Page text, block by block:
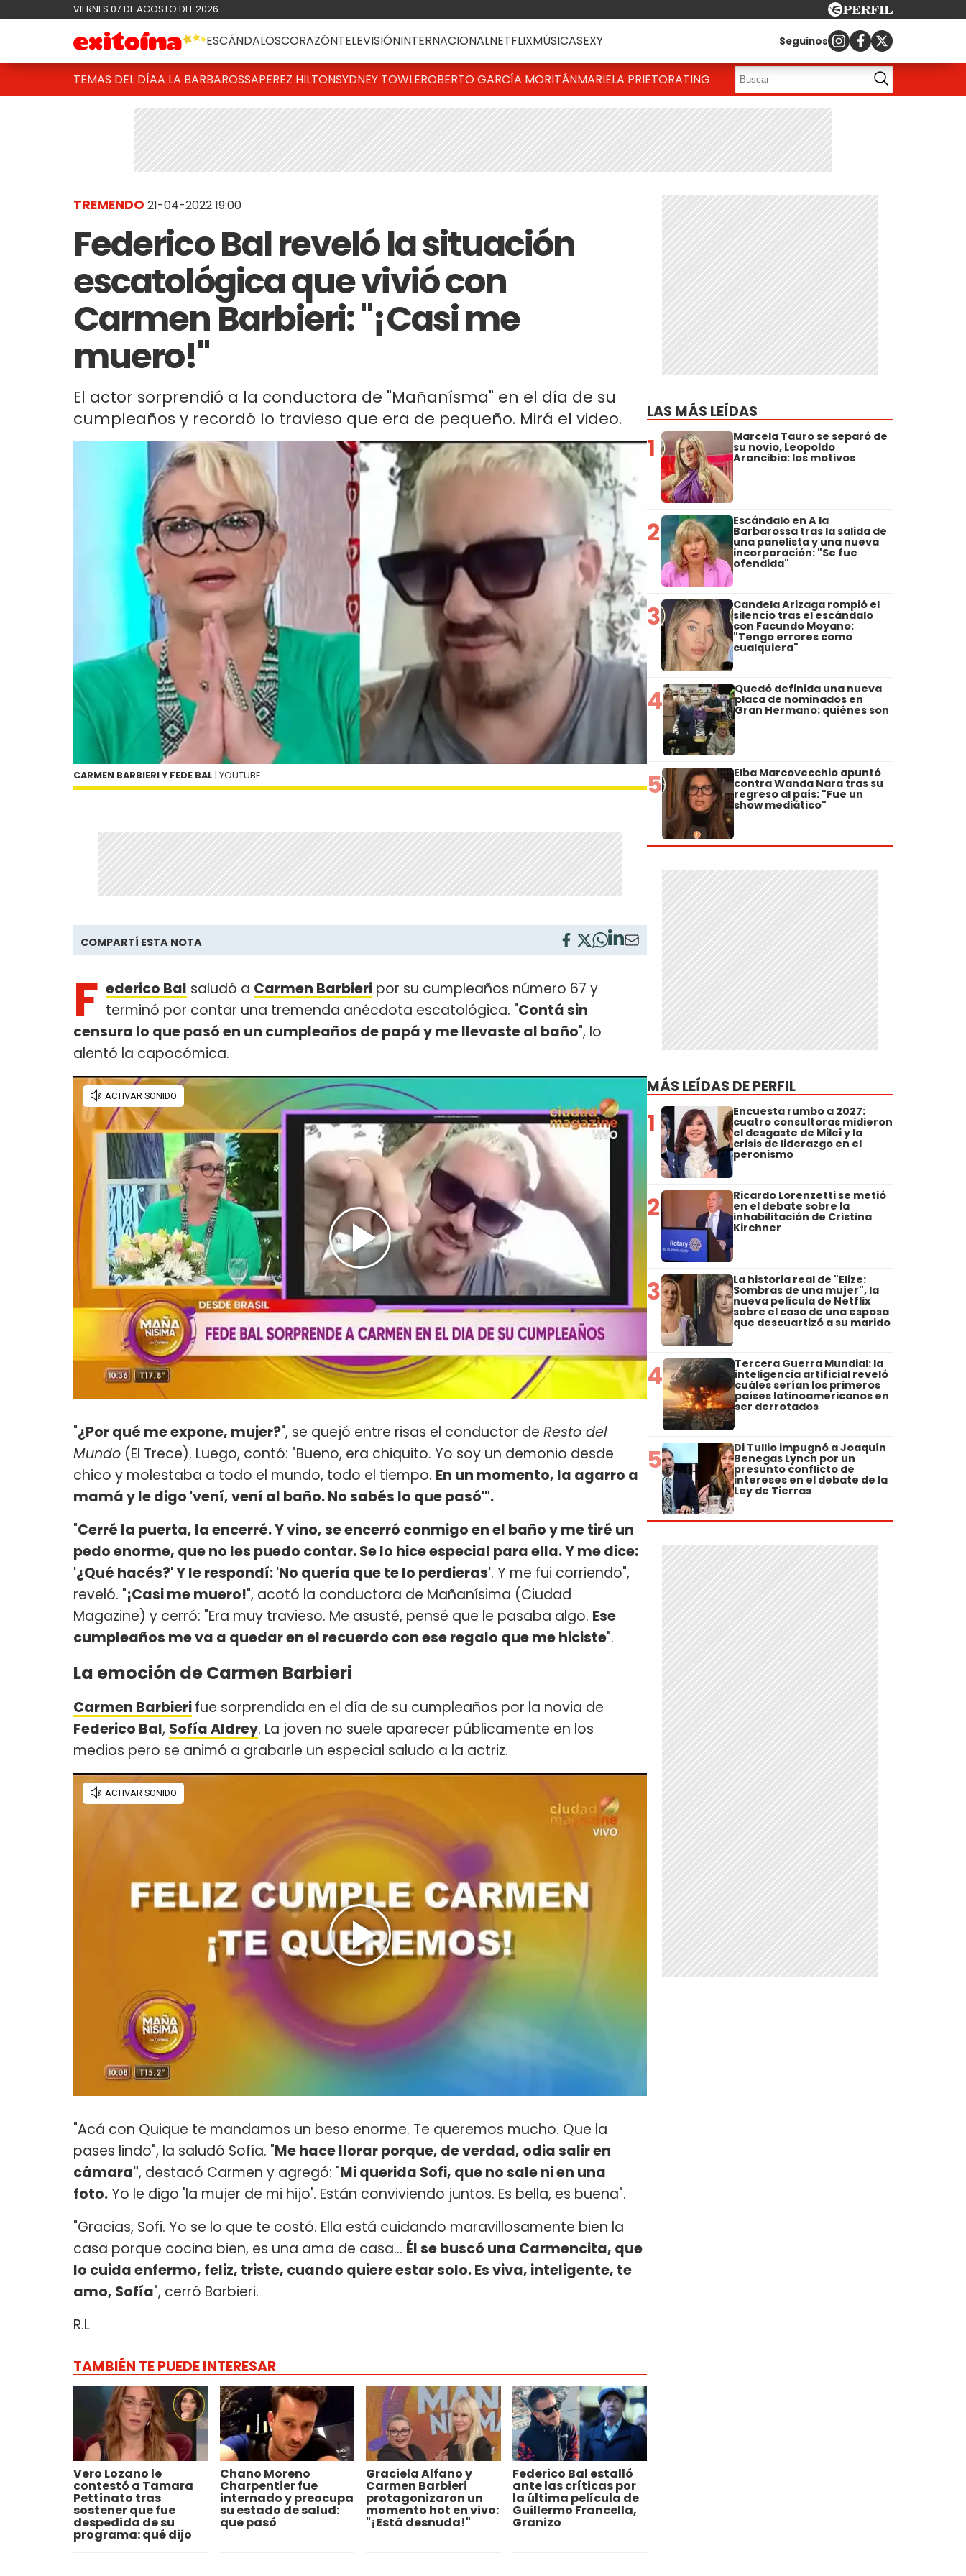
VIERNES 07 DE AGOSTO DEL 2026
ESCÁNDALOSCORAZÓNTELEVISIÓNINTERNACIONALNETFLIXMÚSICASEXY Seguinos
TEMAS DEL DÍAA LA BARBAROSSAPEREZ HILTONSYDNEY TOWLEROBERTO GARCÍA MORITÁNMARIELA PRIETORATING
TREMENDO 21-04-2022 19:00
Federico Bal reveló la situación
escatológica que vivió con
Carmen Barbieri: "¡Casi me
muero!"
El actor sorprendió a la conductora de "Mañanísma" en el día de su
cumpleaños y recordó lo travieso que era de pequeño. Mirá el video.
CARMEN BARBIERI Y FEDE BAL | YOUTUBE
COMPARTÍ ESTA NOTA
F ederico Bal saludó a Carmen Barbieri por su cumpleaños número 67 y
terminó por contar una tremenda anécdota escatológica. "Contá sin
censura lo que pasó en un cumpleaños de papá y me llevaste al baño", lo
alentó la capocómica.
"¿Por qué me expone, mujer?", se quejó entre risas el conductor de Resto del
Mundo (El Trece). Luego, contó: "Bueno, era chiquito. Yo soy un demonio desde
chico y molestaba a todo el mundo, todo el tiempo. En un momento, la agarro a
mamá y le digo 'vení, vení al baño. No sabés lo que pasó'".
"Cerré la puerta, la encerré. Y vino, se encerró conmigo en el baño y me tiré un
pedo enorme, que no les puedo contar. Se lo hice especial para ella. Y me dice:
'¿Qué hacés?' Y le respondí: 'No quería que te lo perdieras'. Y me fui corriendo",
reveló. "¡Casi me muero!", acotó la conductora de Mañanísima (Ciudad
Magazine) y cerró: "Era muy travieso. Me asusté, pensé que le pasaba algo. Ese
cumpleaños me va a quedar en el recuerdo con ese regalo que me hiciste".
La emoción de Carmen Barbieri
Carmen Barbierifue sorprendida en el día de su cumpleaños por la novia de
Federico Bal, Sofía Aldrey. La joven no suele aparecer públicamente en los
medios pero se animó a grabarle un especial saludo a la actriz.
"Acá con Quique te mandamos un beso enorme. Te queremos mucho. Que la
pases lindo", la saludó Sofía. "Me hace llorar porque, de verdad, odia salir en
cámara", destacó Carmen y agregó: "Mi querida Sofi, que no sale ni en una
foto.Yo le digo 'la mujer de mi hijo'. Están conviviendo juntos. Es bella, es buena".
"Gracias, Sofi. Yo se lo que te costó. Ella está cuidando maravillosamente bien la
casa porque cocina bien, es una ama de casa… Él se buscó una Carmencita, que
lo cuida enfermo, feliz, triste, cuando quiere estar solo. Es viva, inteligente, te
amo, Sofía", cerró Barbieri.
R.L
TAMBIÉN TE PUEDE INTERESAR
Vero Lozano le
contestó a Tamara
Pettinato tras
sostener que fue
despedida de su
programa: qué dijo
Chano Moreno
Charpentier fue
internado y preocupa
su estado de salud:
que pasó
Graciela Alfano y
Carmen Barbieri
protagonizaron un
momento hot en vivo:
"¡Está desnuda!"
Federico Bal estalló
ante las críticas por
la última película de
Guillermo Francella,
Granizo
LAS MÁS LEÍDAS
1 Marcela Tauro se separó de
su novio, Leopoldo
Arancibia: los motivos
2 Escándalo en A la
Barbarossa tras la salida de
una panelista y una nueva
incorporación: "Se fue
ofendida"
3 Candela Arizaga rompió el
silencio tras el escándalo
con Facundo Moyano:
"Tengo errores como
cualquiera"
4 Quedó definida una nueva
placa de nominados en
Gran Hermano: quiénes son
5 Elba Marcovecchio apuntó
contra Wanda Nara tras su
regreso al país: "Fue un
show mediático"
MÁS LEÍDAS DE PERFIL
1 Encuesta rumbo a 2027:
cuatro consultoras midieron
el desgaste de Milei y la
crisis de liderazgo en el
peronismo
2 Ricardo Lorenzetti se metió
en el debate sobre la
inhabilitación de Cristina
Kirchner
3 La historia real de "Elize:
Sombras de una mujer", la
nueva película de Netflix
sobre el caso de una esposa
que descuartizó a su marido
4 Tercera Guerra Mundial: la
inteligencia artificial reveló
cuáles serían los primeros
países latinoamericanos en
ser derrotados
5 Di Tullio impugnó a Joaquín
Benegas Lynch por un
presunto conflicto de
intereses en el debate de la
Ley de Tierras